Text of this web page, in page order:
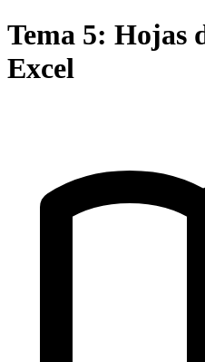
Tema 5: Hojas
Excel